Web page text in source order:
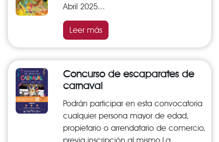
Abril 2025...
Leer más
Concurso de escaparates de
carnaval
Podrán participar en esta convocatoria
cualquier persona mayor de edad,
propietario o arrendatario de comercio,